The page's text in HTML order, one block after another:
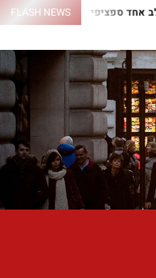
FLASH NEWS
התנור אחד ספציפי